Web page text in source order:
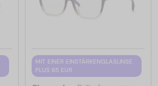
MIT EINER EINSTÄRKENGLASLINSE
PLUS 65 EUR